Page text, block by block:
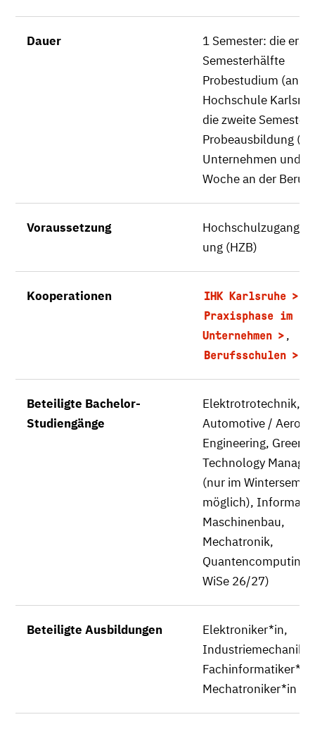
Dauer
1 Semester: die erste
Semesterhälfte
Probestudium (an
Hochschule
die zweite
Probeausbildung (im
Unternehmen und
Woche an der
Voraussetzung
ung (HZB)
Kooperationen IHK Karlsruhe
Praxisphase im
Unternehmen
,
Berufsschulen
Beteiligte Bachelor-
Studiengänge
Elektrotrotechnik,
Automotive /
Engineering, Green
Technology
(nur im
möglich),
Maschinenbau,
Mechatronik,
Quantencomputing
WiSe 26/27)
Beteiligte Ausbildungen
Elektroniker*in,
Fachinformatiker*in,
Mechatroniker*in